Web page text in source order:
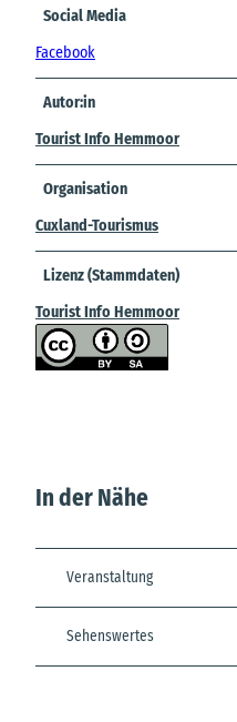
Social Media
Facebook
Autor:in
Tourist Info Hemmoor
Organisation
Cuxland-Tourismus
Lizenz (Stammdaten)
Tourist Info Hemmoor
In der Nähe
Veranstaltung
Sehenswertes